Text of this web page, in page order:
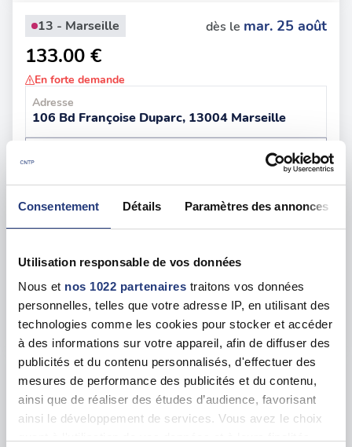
Consentement Détails Paramètres des annonces
Utilisation responsable de vos données
Nous et nos 1022 partenaires traitons vos données
personnelles, telles que votre adresse IP, en utilisant des
technologies comme les cookies pour stocker et accéder
à des informations sur votre appareil, afin de diffuser des
publicités et du contenu personnalisés, d'effectuer des
mesures de performance des publicités et du contenu,
ainsi que de réaliser des études d’audience, favorisant
ainsi le développement de services. Vous avez le choix
13 - Marseille dès le mar. 25 août
133.00 €
En forte demande
Adresse
106 Bd Françoise Duparc, 13004 Marseille
13 - Marseille dès lemer. 09 septembre
133.00 €
En forte demande
565 Av. du Prado, 13008 Marseille
Voir toutes les dates de tests
13 - Marseille dès leven. 14 août
127.00 €
En forte demande